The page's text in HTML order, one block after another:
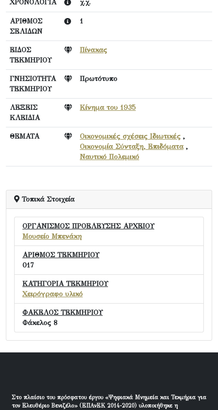
ΧΡΟΝΟΛΟΓΙΑ χ.χ.
ΑΡΙΘΜΟΣ
ΣΕΛΙΔΩΝ
1
ΕΙΔΟΣ
ΤΕΚΜΗΡΙΟΥ
Πίνακας
ΓΝΗΣΙΟΤΗΤΑ
ΤΕΚΜΗΡΙΟΥ
Πρωτότυπο
ΛΕΞΕΙΣ
ΚΛΕΙΔΙΑ
Κίνημα του 1935
ΘΕΜΑΤΑ Οικονομικές σχέσεις Ιδιωτικές ,
Οικονομία Σύνταξη, Επιδόματα,
Ναυτικό Πολεμικό
Τοπικά Στοιχεία
ΟΡΓΑΝΙΣΜΟΣ ΠΡΟΕΛΕΥΣΗΣ ΑΡΧΕΙΟΥ
Μουσείο Μπενάκη
ΑΡΙΘΜΟΣ ΤΕΚΜΗΡΙΟΥ
017
ΚΑΤΗΓΟΡΙΑ ΤΕΚΜΗΡΙΟΥ
Χειρόγραφο υλικό
ΦΑΚΕΛΟΣ ΤΕΚΜΗΡΙΟΥ
Φάκελος 8
Στο πλαίσιο του πρόσφατου έργου «Ψηφιακά Μνημεία και Τεκμήρια για
τον Ελευθέριο Βενιζέλο» (ΕΠΑνΕΚ 2014-2020) υλοποιήθηκε η